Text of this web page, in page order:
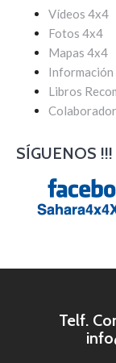
Vídeos 4x4
Fotos 4x4
Mapas 4x4
Información
Libros
SÍGUENOS !!!
Telf.